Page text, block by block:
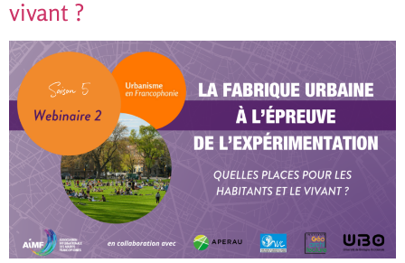
vivant ?